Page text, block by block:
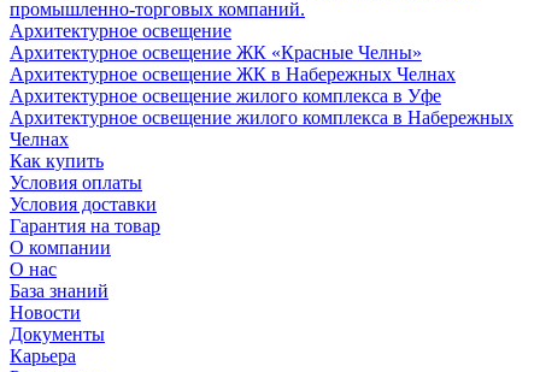
промышленно-торговых компаний.
Архитектурное освещение
Архитектурное освещение ЖК «Красные Челны»
Архитектурное освещение ЖК в Набережных Челнах
Архитектурное освещение жилого комплекса в Уфе
Архитектурное освещение жилого комплекса в Набережных
Челнах
Как купить
Условия оплаты
Условия доставки
Гарантия на товар
О компании
О нас
База знаний
Новости
Документы
Карьера